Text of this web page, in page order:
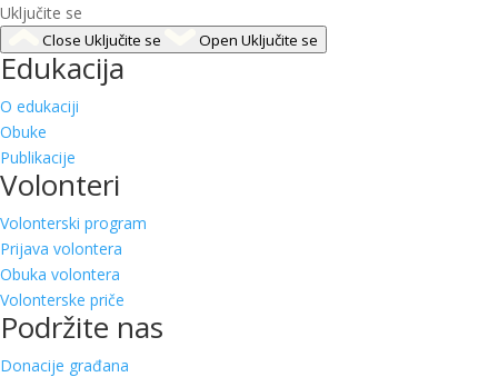
Uključite se
Close Uključite se Open Uključite se
Edukacija
O edukaciji
Obuke
Publikacije
Volonteri
Volonterski program
Prijava volontera
Obuka volontera
Volonterske priče
Podržite nas
Donacije građana